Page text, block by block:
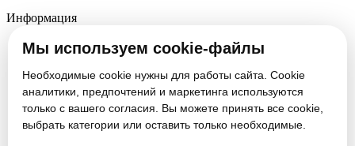
Информация
О компании
Новости
Блог
Вакансии
Контакты
Настроить cookie
Мы используем cookie-файлы
Необходимые cookie нужны для работы сайта. Cookie
аналитики, предпочтений и маркетинга используются
только с вашего согласия. Вы можете принять все cookie,
выбрать категории или оставить только необходимые.